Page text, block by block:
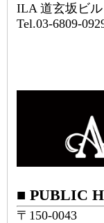
ILA 道玄坂ビル
Tel.03-6809-
■ PUBLIC
〒150-0043